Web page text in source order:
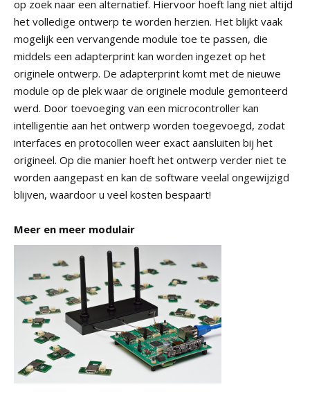
op zoek naar een alternatief. Hiervoor hoeft lang niet altijd
het volledige ontwerp te worden herzien. Het blijkt vaak
mogelijk een vervangende module toe te passen, die
middels een adapterprint kan worden ingezet op het
originele ontwerp. De adapterprint komt met de nieuwe
module op de plek waar de originele module gemonteerd
werd. Door toevoeging van een microcontroller kan
intelligentie aan het ontwerp worden toegevoegd, zodat
interfaces en protocollen weer exact aansluiten bij het
origineel. Op die manier hoeft het ontwerp verder niet te
worden aangepast en kan de software veelal ongewijzigd
blijven, waardoor u veel kosten bespaart!
Meer en meer modulair